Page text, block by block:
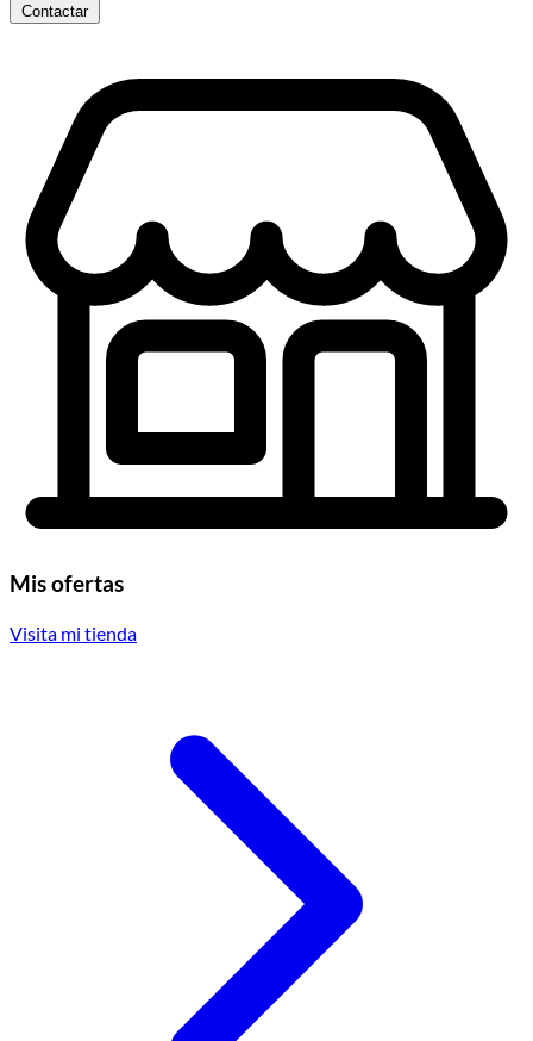
Contactar
Mis ofertas
Visita mi tienda